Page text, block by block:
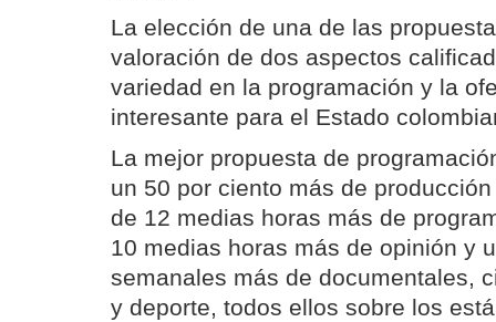
La elección de una de las
valoración de dos aspectos
variedad en la programación y la
interesante para el Estado
La mejor propuesta de
un 50 por ciento más de
de 12 medias horas más de
10 medias horas más de opinión y
semanales más de documentales,
y deporte, todos ellos sobre los